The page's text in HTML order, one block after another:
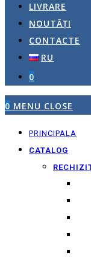
LIVRARE
NOUTĂȚI
CONTACTE
RU
0
0 MENU CLOSE
PRINCIPALA
CATALOG